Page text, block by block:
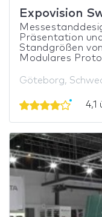
Expovision
Präsentation
Standgrößen
Modulares
Göteborg,
4,1